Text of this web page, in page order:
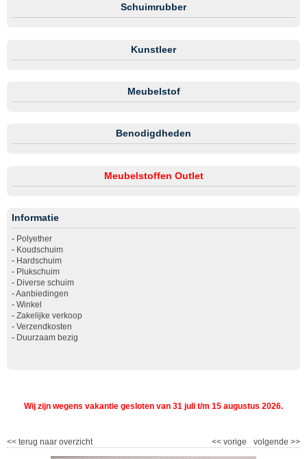
Schuimrubber
Kunstleer
Meubelstof
Benodigdheden
Meubelstoffen Outlet
Informatie
- Polyether
- Koudschuim
- Hardschuim
- Plukschuim
- Diverse schuim
-Aanbiedingen
- Winkel
- Zakelijke verkoop
- Verzendkosten
- Duurzaam bezig
Wij zijn wegens vakantie gesloten van 31 juli t/m 15 augustus 2026.
<< terug naar overzicht volgende >>
<< vorige